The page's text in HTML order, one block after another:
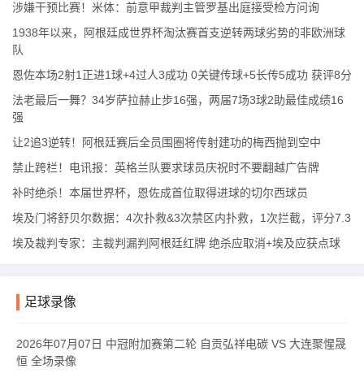
涉嫌干预比赛！米体：前意甲裁判主管罗基出庭接受检方问询
1938年以来，阿根廷成世界杯淘汰赛首支逆转两球劣势的非欧洲球
队
恩佐本场2射1正进1球+4过人3成功 0关键传球+5长传5成功 获评8分
法老最后一舞？34岁萨拉赫止步16强，两届7场3球2助最佳成绩16
强
让2追3逆转！阿根廷赛后全员围圈将传射建功的梅西抛到空中
禁止跨栏！电讯报：英格兰队要求球员庆祝时不要翻越广告牌
补时绝杀！本届世界杯，恩佐成首位取得进球的切尔西球员
埃及门将舒贝尔数据：4次扑救&3次禁区内扑救，1次拦截，评分7.3
埃及裁判专家：主裁判漏判阿根廷红牌 绝杀应取消+埃及应获点球
足球录像
2026年07月07日 中冠附加赛第二轮 自贡弘祥电碳 VS 大连聚惺晟
恒 全场录像